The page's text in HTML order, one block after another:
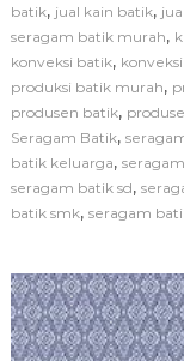
batik, jual kain batik,
seragam batik murah,
konveksi batik,
produksi batik murah,
produsen batik,
Seragam Batik,
batik keluarga,
seragam batik sd,
batik smk, seragam